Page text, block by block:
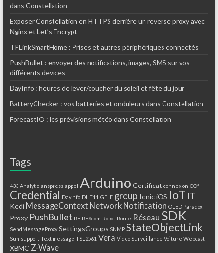
dans Constellation
Exposer Constellation en HTTPS derrière un reverse proxy avec
Nginx et Let’s Encrypt
TPLinkSmartHome : Prises et autres périphériques connectés
PushBullet : envoyer des notifications, images, SMS sur vos
différents devices
DayInfo : heures de lever/coucher du soleil et fête du jour
BatteryChecker : vos batteries et onduleurs dans Constellation
ForecastIO : les prévisions météo dans Constellation
Tags
433 Analytic anspress appel Arduino Certificat connexion CO²
Credential DayInfo DHT11 GELF group IoniciOS IoT IT
Kodi MessageContext Network Notification OLED Paradox
Proxy PushBullet RF RFXcom Robot Route Réseau SDK
SendMessageProxy SettingsGroups SNMP StateObjectLink
Sun support Text message TSL2561 Vera Video Surveillance Voiture Webcast
XBMC Z-Wave